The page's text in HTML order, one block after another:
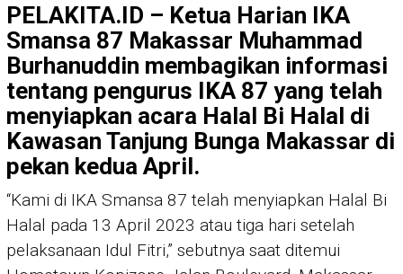
PELAKITA.ID – Ketua Harian IKA
Smansa 87 Makassar Muhammad
Burhanuddin membagikan informasi
tentang pengurus IKA 87 yang telah
menyiapkan acara Halal Bi Halal di
Kawasan Tanjung Bunga Makassar di
pekan kedua April.
“Kami di IKA Smansa 87 telah menyiapkan Halal Bi
Halal pada 13 April 2023 atau tiga hari setelah
pelaksanaan Idul Fitri,” sebutnya saat ditemui